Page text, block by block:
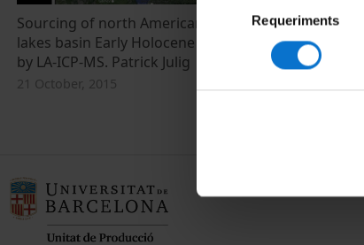
de
consentiment
Requeriments
Sourcing of north American Huron great
lakes basin Early Holocene chert artifacts
by LA-ICP-MS. Patrick Julig
21 October, 2015